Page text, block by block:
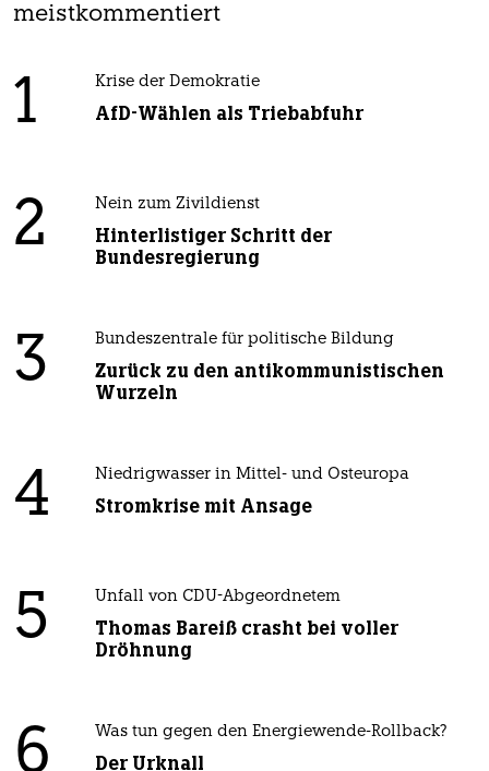
meistkommentiert
1 Krise der Demokratie
AfD-Wählen als Triebabfuhr
2 Nein zum Zivildienst
Hinterlistiger Schritt der
Bundesregierung
3 Bundeszentrale für politische Bildung
Zurück zu den antikommunistischen
Wurzeln
4 Niedrigwasser in Mittel- und Osteuropa
Stromkrise mit Ansage
5 Unfall von CDU-Abgeordnetem
Thomas Bareiß crasht bei voller
Dröhnung
6 Was tun gegen den Energiewende-Rollback?
Der Urknall